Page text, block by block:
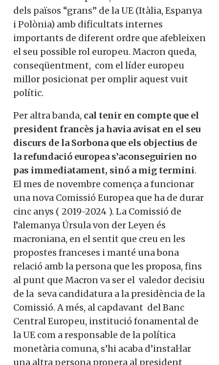
dels països “grans” de la UE (Itàlia, Espanya
i Polònia) amb dificultats internes
importants de diferent ordre que afebleixen
el seu possible rol europeu. Macron queda,
conseqüentment, com el líder europeu
millor posicionat per omplir aquest vuit
polític.
Per altra banda, cal tenir en compte que el
president francès ja havia avisat en el seu
discurs de la Sorbona que els objectius de
la refundació europea s’aconseguirien no
pas immediatament, sinó a mig termini.
El mes de novembre comença a funcionar
una nova Comissió Europea que ha de durar
cinc anys ( 2019-2024 ). La Comissió de
l’alemanya Úrsula von der Leyen és
macroniana, en el sentit que creu en les
propostes franceses i manté una bona
relació amb la persona que les proposa, fins
al punt que Macron va ser el valedor decisiu
de la seva candidatura a la presidència de la
Comissió. A més, al capdavant del Banc
Central Europeu, institució fonamental de
la UE com a responsable de la política
monetària comuna, s’hi acaba d’instal·lar
una altra persona propera al president